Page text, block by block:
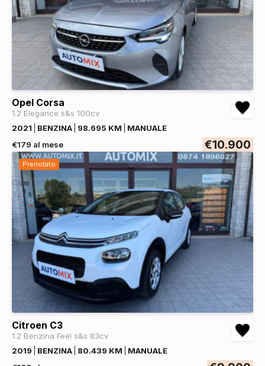
Opel Corsa
1.2 Elegance s&s 100cv
2021
BENZINA 98.695 KM
MANUALE
€179 al mese
€10.900
Prenotato
Citroen C3
1.2 Benzina Feel s&s 83cv
2019
BENZINA 80.439 KM
MANUALE